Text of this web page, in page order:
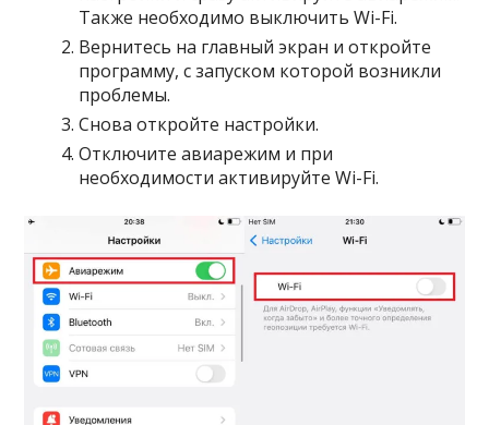
Также необходимо выключить Wi-Fi.
Вернитесь на главный экран и откройте
программу, с запуском которой возникли
проблемы.
Снова откройте настройки.
Отключите авиарежим и при
необходимости активируйте Wi-Fi.